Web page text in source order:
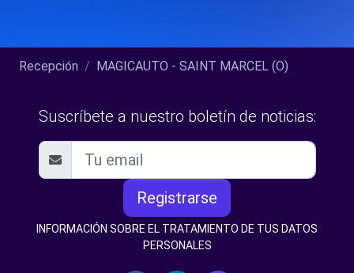
Recepción MAGICAUTO - SAINT MARCEL (O)
Suscríbete a nuestro boletín de noticias:
Registrarse
INFORMACIÓN SOBRE EL TRATAMIENTO DE TUS DATOS
PERSONALES